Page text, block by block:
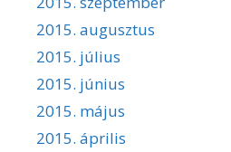
2015. augusztus
2015. július
2015. június
2015. május
2015. április